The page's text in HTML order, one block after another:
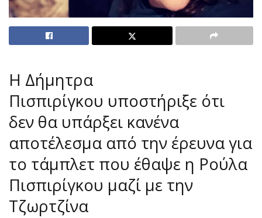
Η Δήμητρα
Πισπιρίγκου υποστήριξε ότι
δεν θα υπάρξει κανένα
αποτέλεσμα από την έρευνα για
το τάμπλετ που έθαψε η Ρούλα
Πισπιρίγκου μαζί με την
Τζωρτζίνα